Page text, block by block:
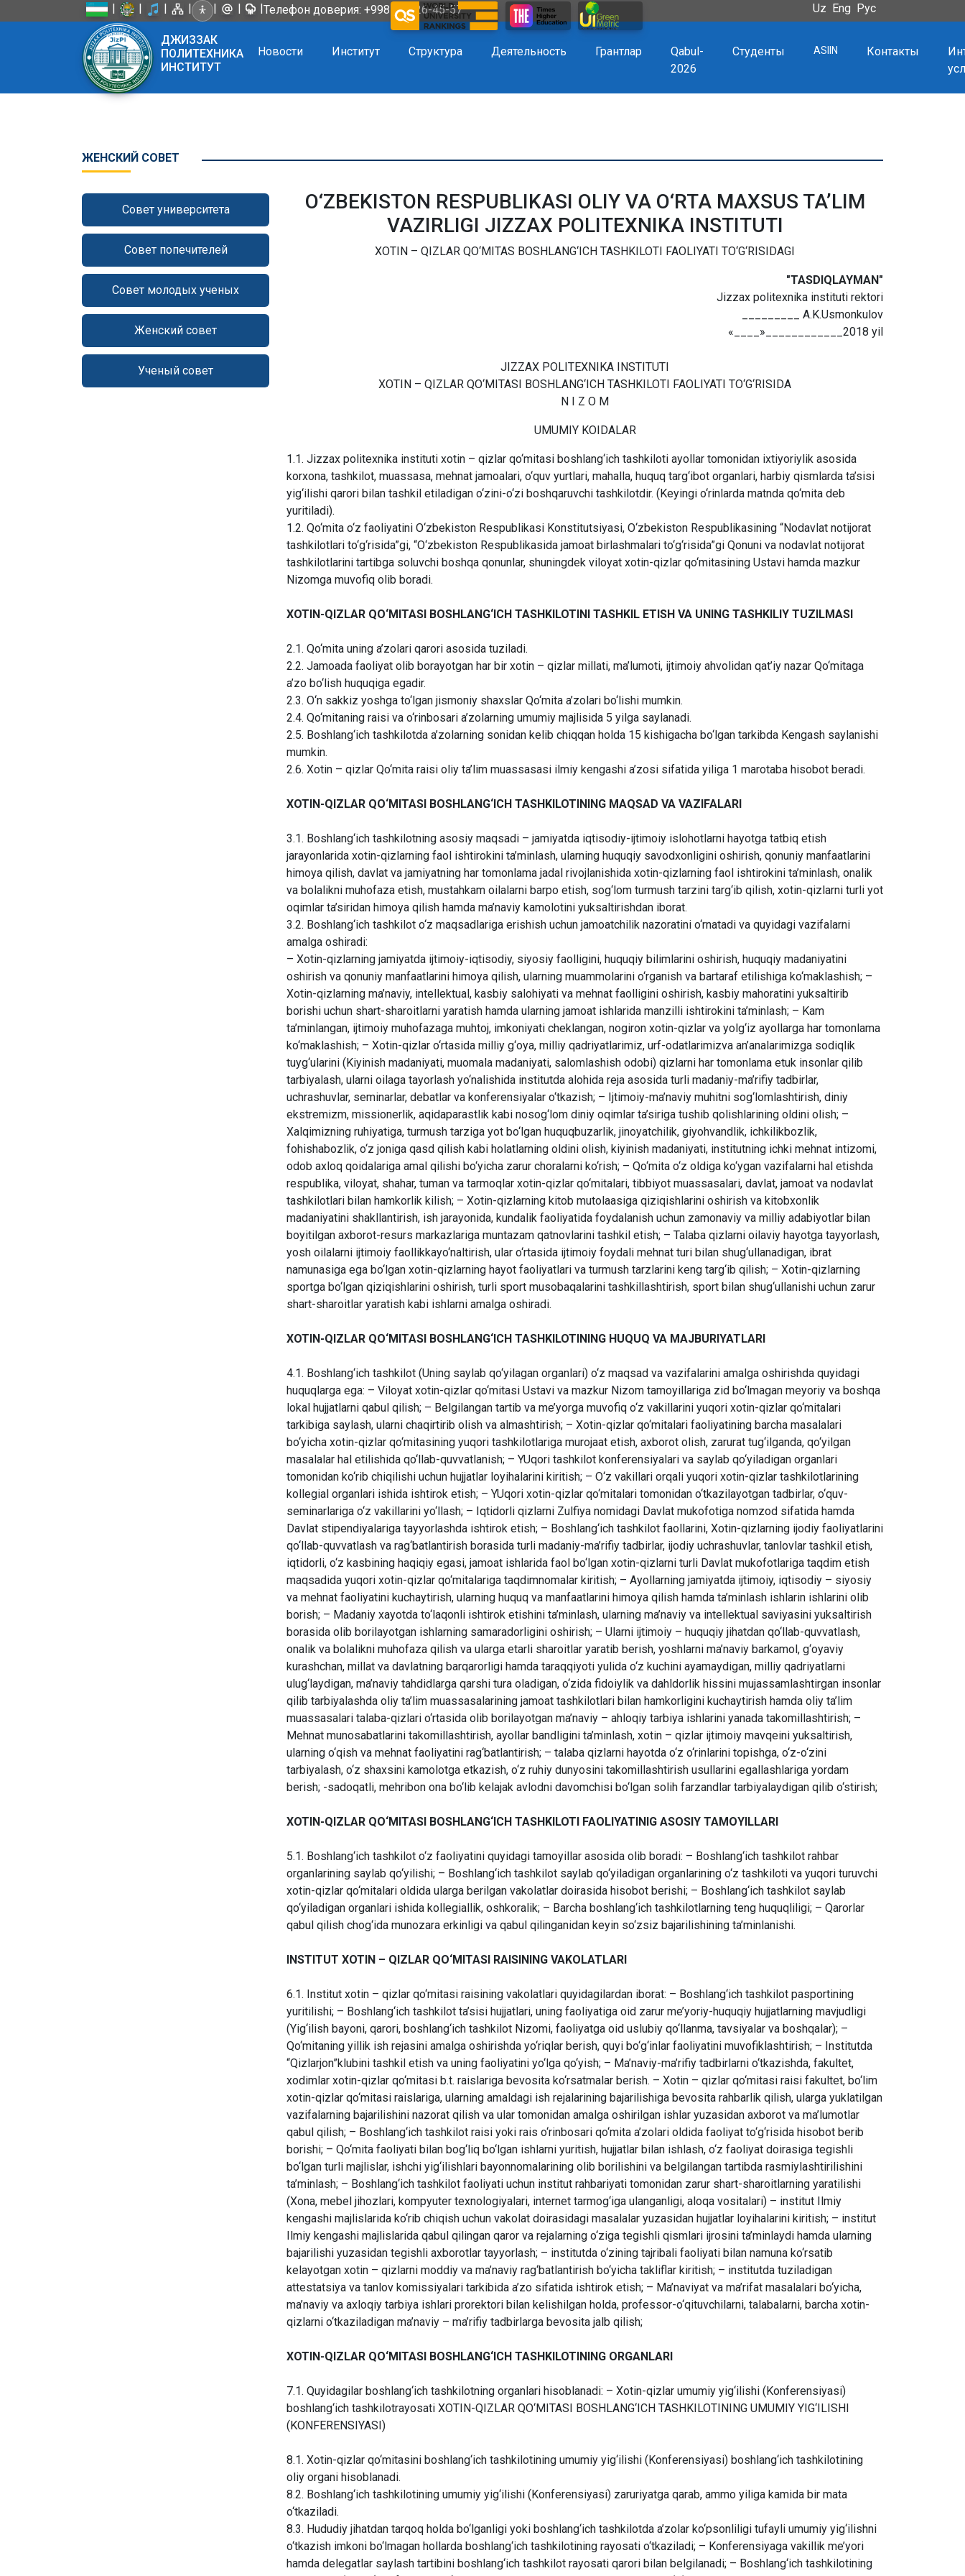
| | | | | | |Телефон доверия: +998 72 226-45-57 Uz Eng Рус
ДЖИЗЗАК
ПОЛИТЕХНИКА
ИНСТИТУТ
Новости Институт Структура Деятельность Грантлар
Qabul-
2026
Студенты ASIIN Контакты
ЖЕНСКИЙ СОВЕТ
Совет университета
Совет попечителей
Совет молодых ученых
Женский совет
Ученый совет
O‘ZBEKISTON RESPUBLIKASI OLIY VA O‘RTA MAXSUS TA’LIM
VAZIRLIGI JIZZAX POLITEXNIKA INSTITUTI
XOTIN – QIZLAR QO‘MITAS BOSHLANG‘ICH TASHKILOTI FAOLIYATI TO‘G‘RISIDAGI
"TASDIQLAYMAN"
Jizzax politexnika instituti rektori
_________ A.K.Usmonkulov
«____»____________2018 yil
JIZZAX POLITEXNIKA INSTITUTI
XOTIN – QIZLAR QO‘MITASI BOSHLANG‘ICH TASHKILOTI FAOLIYATI TO‘G‘RISIDA
N I Z O M
UMUMIY KOIDALAR
1.1. Jizzax politexnika instituti xotin – qizlar qo‘mitasi boshlang‘ich tashkiloti ayollar tomonidan ixtiyoriylik asosida
korxona, tashkilot, muassasa, mehnat jamoalari, o‘quv yurtlari, mahalla, huquq targ‘ibot organlari, harbiy qismlarda ta’sisi
yig‘ilishi qarori bilan tashkil etiladigan o‘zini-o‘zi boshqaruvchi tashkilotdir. (Keyingi o‘rinlarda matnda qo‘mita deb
yuritiladi).
1.2. Qo‘mita o‘z faoliyatini O‘zbekiston Respublikasi Konstitutsiyasi, O‘zbekiston Respublikasining “Nodavlat notijorat
tashkilotlari to‘g‘risida”gi, “O‘zbekiston Respublikasida jamoat birlashmalari to‘g‘risida”gi Qonuni va nodavlat notijorat
tashkilotlarini tartibga soluvchi boshqa qonunlar, shuningdek viloyat xotin-qizlar qo‘mitasining Ustavi hamda mazkur
Nizomga muvofiq olib boradi.
XOTIN-QIZLAR QO‘MITASI BOSHLANG‘ICH TASHKILOTINI TASHKIL ETISH VA UNING TASHKILIY TUZILMASI
2.1. Qo‘mita uning a’zolari qarori asosida tuziladi.
2.2. Jamoada faoliyat olib borayotgan har bir xotin – qizlar millati, ma’lumoti, ijtimoiy ahvolidan qat’iy nazar Qo‘mitaga
a’zo bo‘lish huquqiga egadir.
2.3. O‘n sakkiz yoshga to‘lgan jismoniy shaxslar Qo‘mita a’zolari bo‘lishi mumkin.
2.4. Qo‘mitaning raisi va o‘rinbosari a’zolarning umumiy majlisida 5 yilga saylanadi.
2.5. Boshlang‘ich tashkilotda a’zolarning sonidan kelib chiqqan holda 15 kishigacha bo‘lgan tarkibda Kengash saylanishi
mumkin.
2.6. Xotin – qizlar Qo‘mita raisi oliy ta’lim muassasasi ilmiy kengashi a’zosi sifatida yiliga 1 marotaba hisobot beradi.
XOTIN-QIZLAR QO‘MITASI BOSHLANG‘ICH TASHKILOTINING MAQSAD VA VAZIFALARI
3.1. Boshlang‘ich tashkilotning asosiy maqsadi – jamiyatda iqtisodiy-ijtimoiy islohotlarni hayotga tatbiq etish
jarayonlarida xotin-qizlarning faol ishtirokini ta’minlash, ularning huquqiy savodxonligini oshirish, qonuniy manfaatlarini
himoya qilish, davlat va jamiyatning har tomonlama jadal rivojlanishida xotin-qizlarning faol ishtirokini ta’minlash, onalik
va bolalikni muhofaza etish, mustahkam oilalarni barpo etish, sog‘lom turmush tarzini targ‘ib qilish, xotin-qizlarni turli yot
oqimlar ta’siridan himoya qilish hamda ma’naviy kamolotini yuksaltirishdan iborat.
3.2. Boshlang‘ich tashkilot o‘z maqsadlariga erishish uchun jamoatchilik nazoratini o‘rnatadi va quyidagi vazifalarni
amalga oshiradi:
– Xotin-qizlarning jamiyatda ijtimoiy-iqtisodiy, siyosiy faolligini, huquqiy bilimlarini oshirish, huquqiy madaniyatini
oshirish va qonuniy manfaatlarini himoya qilish, ularning muammolarini o‘rganish va bartaraf etilishiga ko‘maklashish; –
Xotin-qizlarning ma’naviy, intellektual, kasbiy salohiyati va mehnat faolligini oshirish, kasbiy mahoratini yuksaltirib
borishi uchun shart-sharoitlarni yaratish hamda ularning jamoat ishlarida manzilli ishtirokini ta’minlash; – Kam
ta’minlangan, ijtimoiy muhofazaga muhtoj, imkoniyati cheklangan, nogiron xotin-qizlar va yolg‘iz ayollarga har tomonlama
ko‘maklashish; – Xotin-qizlar o‘rtasida milliy g‘oya, milliy qadriyatlarimiz, urf-odatlarimizva an’analarimizga sodiqlik
tuyg‘ularini (Kiyinish madaniyati, muomala madaniyati, salomlashish odobi) qizlarni har tomonlama etuk insonlar qilib
tarbiyalash, ularni oilaga tayorlash yo‘nalishida institutda alohida reja asosida turli madaniy-ma’rifiy tadbirlar,
uchrashuvlar, seminarlar, debatlar va konferensiyalar o‘tkazish; – Ijtimoiy-ma’naviy muhitni sog‘lomlashtirish, diniy
ekstremizm, missionerlik, aqidaparastlik kabi nosog‘lom diniy oqimlar ta’siriga tushib qolishlarining oldini olish; –
Xalqimizning ruhiyatiga, turmush tarziga yot bo‘lgan huquqbuzarlik, jinoyatchilik, giyohvandlik, ichkilikbozlik,
fohishabozlik, o‘z joniga qasd qilish kabi holatlarning oldini olish, kiyinish madaniyati, institutning ichki mehnat intizomi,
odob axloq qoidalariga amal qilishi bo‘yicha zarur choralarni ko‘rish; – Qo‘mita o‘z oldiga ko‘ygan vazifalarni hal etishda
respublika, viloyat, shahar, tuman va tarmoqlar xotin-qizlar qo‘mitalari, tibbiyot muassasalari, davlat, jamoat va nodavlat
tashkilotlari bilan hamkorlik kilish; – Xotin-qizlarning kitob mutolaasiga qiziqishlarini oshirish va kitobxonlik
madaniyatini shakllantirish, ish jarayonida, kundalik faoliyatida foydalanish uchun zamonaviy va milliy adabiyotlar bilan
boyitilgan axborot-resurs markazlariga muntazam qatnovlarini tashkil etish; – Talaba qizlarni oilaviy hayotga tayyorlash,
yosh oilalarni ijtimoiy faollikkayo‘naltirish, ular o‘rtasida ijtimoiy foydali mehnat turi bilan shug‘ullanadigan, ibrat
namunasiga ega bo‘lgan xotin-qizlarning hayot faoliyatlari va turmush tarzlarini keng targ‘ib qilish; – Xotin-qizlarning
sportga bo‘lgan qiziqishlarini oshirish, turli sport musobaqalarini tashkillashtirish, sport bilan shug‘ullanishi uchun zarur
shart-sharoitlar yaratish kabi ishlarni amalga oshiradi.
XOTIN-QIZLAR QO‘MITASI BOSHLANG‘ICH TASHKILOTINING HUQUQ VA MAJBURIYATLARI
4.1. Boshlang‘ich tashkilot (Uning saylab qo‘yilagan organlari) o‘z maqsad va vazifalarini amalga oshirishda quyidagi
huquqlarga ega: – Viloyat xotin-qizlar qo‘mitasi Ustavi va mazkur Nizom tamoyillariga zid bo‘lmagan meyoriy va boshqa
lokal hujjatlarni qabul qilish; – Belgilangan tartib va me’yorga muvofiq o‘z vakillarini yuqori xotin-qizlar qo‘mitalari
tarkibiga saylash, ularni chaqirtirib olish va almashtirish; – Xotin-qizlar qo‘mitalari faoliyatining barcha masalalari
bo‘yicha xotin-qizlar qo‘mitasining yuqori tashkilotlariga murojaat etish, axborot olish, zarurat tug‘ilganda, qo‘yilgan
masalalar hal etilishida qo‘llab-quvvatlanish; – YUqori tashkilot konferensiyalari va saylab qo‘yiladigan organlari
tomonidan ko‘rib chiqilishi uchun hujjatlar loyihalarini kiritish; – O‘z vakillari orqali yuqori xotin-qizlar tashkilotlarining
kollegial organlari ishida ishtirok etish; – YUqori xotin-qizlar qo‘mitalari tomonidan o‘tkazilayotgan tadbirlar, o‘quv-
seminarlariga o‘z vakillarini yo‘llash; – Iqtidorli qizlarni Zulfiya nomidagi Davlat mukofotiga nomzod sifatida hamda
Davlat stipendiyalariga tayyorlashda ishtirok etish; – Boshlang‘ich tashkilot faollarini, Xotin-qizlarning ijodiy faoliyatlarini
qo‘llab-quvvatlash va rag‘batlantirish borasida turli madaniy-ma’rifiy tadbirlar, ijodiy uchrashuvlar, tanlovlar tashkil etish,
iqtidorli, o‘z kasbining haqiqiy egasi, jamoat ishlarida faol bo‘lgan xotin-qizlarni turli Davlat mukofotlariga taqdim etish
maqsadida yuqori xotin-qizlar qo‘mitalariga taqdimnomalar kiritish; – Ayollarning jamiyatda ijtimoiy, iqtisodiy – siyosiy
va mehnat faoliyatini kuchaytirish, ularning huquq va manfaatlarini himoya qilish hamda ta’minlash ishlarin ishlarini olib
borish; – Madaniy xayotda to‘laqonli ishtirok etishini ta’minlash, ularning ma’naviy va intellektual saviyasini yuksaltirish
borasida olib borilayotgan ishlarning samaradorligini oshirish; – Ularni ijtimoiy – huquqiy jihatdan qo‘llab-quvvatlash,
onalik va bolalikni muhofaza qilish va ularga etarli sharoitlar yaratib berish, yoshlarni ma’naviy barkamol, g‘oyaviy
kurashchan, millat va davlatning barqarorligi hamda taraqqiyoti yulida o‘z kuchini ayamaydigan, milliy qadriyatlarni
ulug‘laydigan, ma’naviy tahdidlarga qarshi tura oladigan, o‘zida fidoiylik va dahldorlik hissini mujassamlashtirgan insonlar
qilib tarbiyalashda oliy ta’lim muassasalarining jamoat tashkilotlari bilan hamkorligini kuchaytirish hamda oliy ta’lim
muassasalari talaba-qizlari o‘rtasida olib borilayotgan ma’naviy – ahloqiy tarbiya ishlarini yanada takomillashtirish; –
Mehnat munosabatlarini takomillashtirish, ayollar bandligini ta’minlash, xotin – qizlar ijtimoiy mavqeini yuksaltirish,
ularning o‘qish va mehnat faoliyatini rag‘batlantirish; – talaba qizlarni hayotda o‘z o‘rinlarini topishga, o‘z-o‘zini
tarbiyalash, o‘z shaxsini kamolotga etkazish, o‘z ruhiy dunyosini takomillashtirish usullarini egallashlariga yordam
berish; -sadoqatli, mehribon ona bo‘lib kelajak avlodni davomchisi bo‘lgan solih farzandlar tarbiyalaydigan qilib o‘stirish;
XOTIN-QIZLAR QO‘MITASI BOSHLANG‘ICH TASHKILOTI FAOLIYATINIG ASOSIY TAMOYILLARI
5.1. Boshlang‘ich tashkilot o‘z faoliyatini quyidagi tamoyillar asosida olib boradi: – Boshlang‘ich tashkilot rahbar
organlarining saylab qo‘yilishi; – Boshlang‘ich tashkilot saylab qo‘yiladigan organlarining o‘z tashkiloti va yuqori turuvchi
xotin-qizlar qo‘mitalari oldida ularga berilgan vakolatlar doirasida hisobot berishi; – Boshlang‘ich tashkilot saylab
qo‘yiladigan organlari ishida kollegiallik, oshkoralik; – Barcha boshlang‘ich tashkilotlarning teng huquqliligi; – Qarorlar
qabul qilish chog‘ida munozara erkinligi va qabul qilinganidan keyin so‘zsiz bajarilishining ta’minlanishi.
INSTITUT XOTIN – QIZLAR QO‘MITASI RAISINING VAKOLATLARI
6.1. Institut xotin – qizlar qo‘mitasi raisining vakolatlari quyidagilardan iborat: – Boshlang‘ich tashkilot pasportining
yuritilishi; – Boshlang‘ich tashkilot ta’sisi hujjatlari, uning faoliyatiga oid zarur me’yoriy-huquqiy hujjatlarning mavjudligi
(Yig‘ilish bayoni, qarori, boshlang‘ich tashkilot Nizomi, faoliyatga oid uslubiy qo‘llanma, tavsiyalar va boshqalar); –
Qo‘mitaning yillik ish rejasini amalga oshirishda yo‘riqlar berish, quyi bo‘g‘inlar faoliyatini muvofiklashtirish; – Institutda
“Qizlarjon”klubini tashkil etish va uning faoliyatini yo‘lga qo‘yish; – Ma’naviy-ma’rifiy tadbirlarni o‘tkazishda, fakultet,
xodimlar xotin-qizlar qo‘mitasi b.t. raislariga bevosita ko‘rsatmalar berish. – Xotin – qizlar qo‘mitasi raisi fakultet, bo‘lim
xotin-qizlar qo‘mitasi raislariga, ularning amaldagi ish rejalarining bajarilishiga bevosita rahbarlik qilish, ularga yuklatilgan
vazifalarning bajarilishini nazorat qilish va ular tomonidan amalga oshirilgan ishlar yuzasidan axborot va ma’lumotlar
qabul qilish; – Boshlang‘ich tashkilot raisi yoki rais o‘rinbosari qo‘mita a’zolari oldida faoliyat to‘g‘risida hisobot berib
borishi; – Qo‘mita faoliyati bilan bog‘liq bo‘lgan ishlarni yuritish, hujjatlar bilan ishlash, o‘z faoliyat doirasiga tegishli
bo‘lgan turli majlislar, ishchi yig‘ilishlari bayonnomalarining olib borilishini va belgilangan tartibda rasmiylashtirilishini
ta’minlash; – Boshlang‘ich tashkilot faoliyati uchun institut rahbariyati tomonidan zarur shart-sharoitlarning yaratilishi
(Xona, mebel jihozlari, kompyuter texnologiyalari, internet tarmog‘iga ulanganligi, aloqa vositalari) – institut Ilmiy
kengashi majlislarida ko‘rib chiqish uchun vakolat doirasidagi masalalar yuzasidan hujjatlar loyihalarini kiritish; – institut
Ilmiy kengashi majlislarida qabul qilingan qaror va rejalarning o‘ziga tegishli qismlari ijrosini ta’minlaydi hamda ularning
bajarilishi yuzasidan tegishli axborotlar tayyorlash; – institutda o‘zining tajribali faoliyati bilan namuna ko‘rsatib
kelayotgan xotin – qizlarni moddiy va ma’naviy rag‘batlantirish bo‘yicha takliflar kiritish; – institutda tuziladigan
attestatsiya va tanlov komissiyalari tarkibida a’zo sifatida ishtirok etish; – Ma’naviyat va ma’rifat masalalari bo‘yicha,
ma’naviy va axloqiy tarbiya ishlari prorektori bilan kelishilgan holda, professor-o‘qituvchilarni, talabalarni, barcha xotin-
qizlarni o‘tkaziladigan ma’naviy – ma’rifiy tadbirlarga bevosita jalb qilish;
XOTIN-QIZLAR QO‘MITASI BOSHLANG‘ICH TASHKILOTINING ORGANLARI
7.1. Quyidagilar boshlang‘ich tashkilotning organlari hisoblanadi: – Xotin-qizlar umumiy yig‘ilishi (Konferensiyasi)
boshlang‘ich tashkilotrayosati XOTIN-QIZLAR QO‘MITASI BOSHLANG‘ICH TASHKILOTINING UMUMIY YIG‘ILISHI
(KONFERENSIYASI)
8.1. Xotin-qizlar qo‘mitasini boshlang‘ich tashkilotining umumiy yig‘ilishi (Konferensiyasi) boshlang‘ich tashkilotining
oliy organi hisoblanadi.
8.2. Boshlang‘ich tashkilotining umumiy yig‘ilishi (Konferensiyasi) zaruriyatga qarab, ammo yiliga kamida bir mata
o‘tkaziladi.
8.3. Hududiy jihatdan tarqoq holda bo‘lganligi yoki boshlang‘ich tashkilotda a’zolar ko‘psonliligi tufayli umumiy yig‘ilishni
o‘tkazish imkoni bo‘lmagan hollarda boshlang‘ich tashkilotining rayosati o‘tkaziladi; – Konferensiyaga vakillik me’yori
hamda delegatlar saylash tartibini boshlang‘ich tashkilot rayosati qarori bilan belgilanadi; – Boshlang‘ich tashkilotining